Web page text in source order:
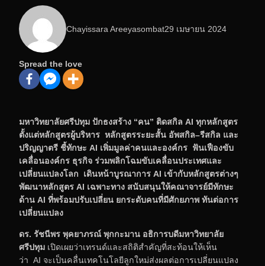
Chayissara Areeyasombat29 เมษายน 2024
Spread the love
มหาวิทยาลัยศรีปทุม ปักธงสร้าง “คน” ติดสกิล AI ทุกหลักสูตร
ตั้งแต่หลักสูตรผู้บริหาร หลักสูตรระยะสั้น อัพสกิล–รีสกิล และ
ปริญญาตรี ชี้ทักษะ AI เพิ่มมูลค่าคนและองค์กร ฟันเฟืองขับ
เคลื่อนองค์กร ธุรกิจ ร่วมพลิกโฉมขับเคลื่อนประเทศและ
เปลี่ยนแปลงโลก
เดินหน้าบูรณาการ AI เข้ากับหลักสูตรต่างๆ
พัฒนาหลักสูตร AI เฉพาะทาง สนับสนุนให้คณาจารย์มีทักษะ
ด้าน AI ที่พร้อมปรับเปลี่ยน ยกระดับคนที่มีศักยภาพ ทันต่อการ
เปลี่ยนแปลง
ดร. รัชนีพร พุคยาภรณ์ พุกกะมาน อธิการบดีมหาวิทยาลัย
ศรีปทุม เปิดเผยว่าเทรนด์และสถิติสำคัญที่สะท้อนให้เห็น
ว่า AI จะเป็นคลื่นเทคโนโลยีลูกใหม่ส่งผลต่อการเปลี่ยนแปลง